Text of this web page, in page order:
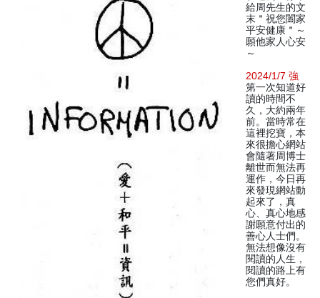
給周先生的文
末＂祝您闔家
平安健康＂～
願他家人心安
～
2024/1/7 強
第一次知道好
讀的時間不
久，大約兩年
前。當時常在
這裡挖寶，本
來很擔心網站
會隨著周博士
離世而無法再
運作，今日再
來發現網站動
起來了，真
心、真心地感
謝願意付出的
善心人士們。
無法想像沒有
閱讀的人生，
閱讀的路上有
您們真好。